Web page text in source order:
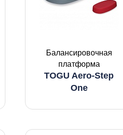
Балансировочная
платформа
TOGU Aero-Step
One